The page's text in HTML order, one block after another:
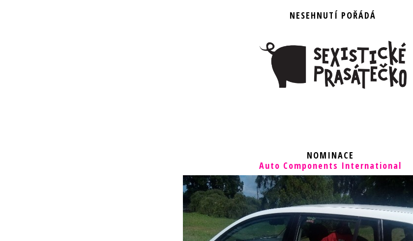
NESEHNUTÍ POŘÁDÁ
NOMINACE
Auto Components International